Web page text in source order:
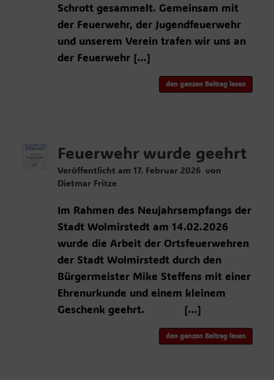
Schrott gesammelt. Gemeinsam mit
der Feuerwehr, der Jugendfeuerwehr
und unserem Verein trafen wir uns an
der Feuerwehr […]
den ganzen Beitrag lesen
Feuerwehr wurde geehrt
Veröffentlicht am 17. Februar 2026 von
Dietmar Fritze
Im Rahmen des Neujahrsempfangs der
Stadt Wolmirstedt am 14.02.2026
wurde die Arbeit der Ortsfeuerwehren
der Stadt Wolmirstedt durch den
Bürgermeister Mike Steffens mit einer
Ehrenurkunde und einem kleinem
Geschenk geehrt. […]
den ganzen Beitrag lesen